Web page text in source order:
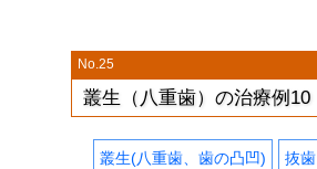
No.25
叢生（八重歯）の治療例10
叢生(八重歯、歯の凸凹) 抜歯